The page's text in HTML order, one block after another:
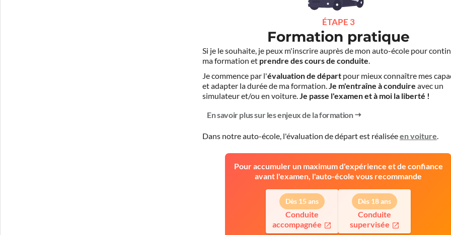
ÉTAPE 3
Formation pratique
Si je le souhaite, je peux m'inscrire auprès de mon auto-école pour
ma formation et prendre des cours de conduite.
Je commence par l'évaluation de départ pour mieux connaître mes
et adapter la durée de ma formation.Je m'entraîne à conduire avec un
simulateur et/ou en voiture.Je passe l'examen et à moi la liberté !
En savoir plus sur les enjeux de la formation
Dans notre auto-école, l'évaluation de départ est réaliséeen voiture.
Pour accumuler un maximum d'expérience et de confiance
avant l'examen, l'auto-école vous recommande
Dès 15 ans
Conduite
accompagnée
Dès 18 ans
Conduite
supervisée